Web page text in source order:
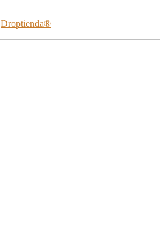
Droptienda®